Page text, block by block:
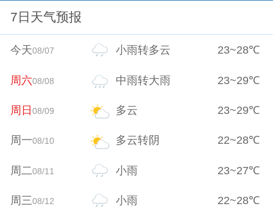
7日天气预报
今天08/07 小雨转多云 23~28℃
周六08/08 中雨转大雨 23~29℃
周日08/09 多云 23~29℃
周一08/10 多云转阴 22~28℃
周二08/11 小雨 23~27℃
周三08/12 小雨 22~28℃